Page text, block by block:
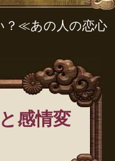
？≪あの人の恋心
感情変